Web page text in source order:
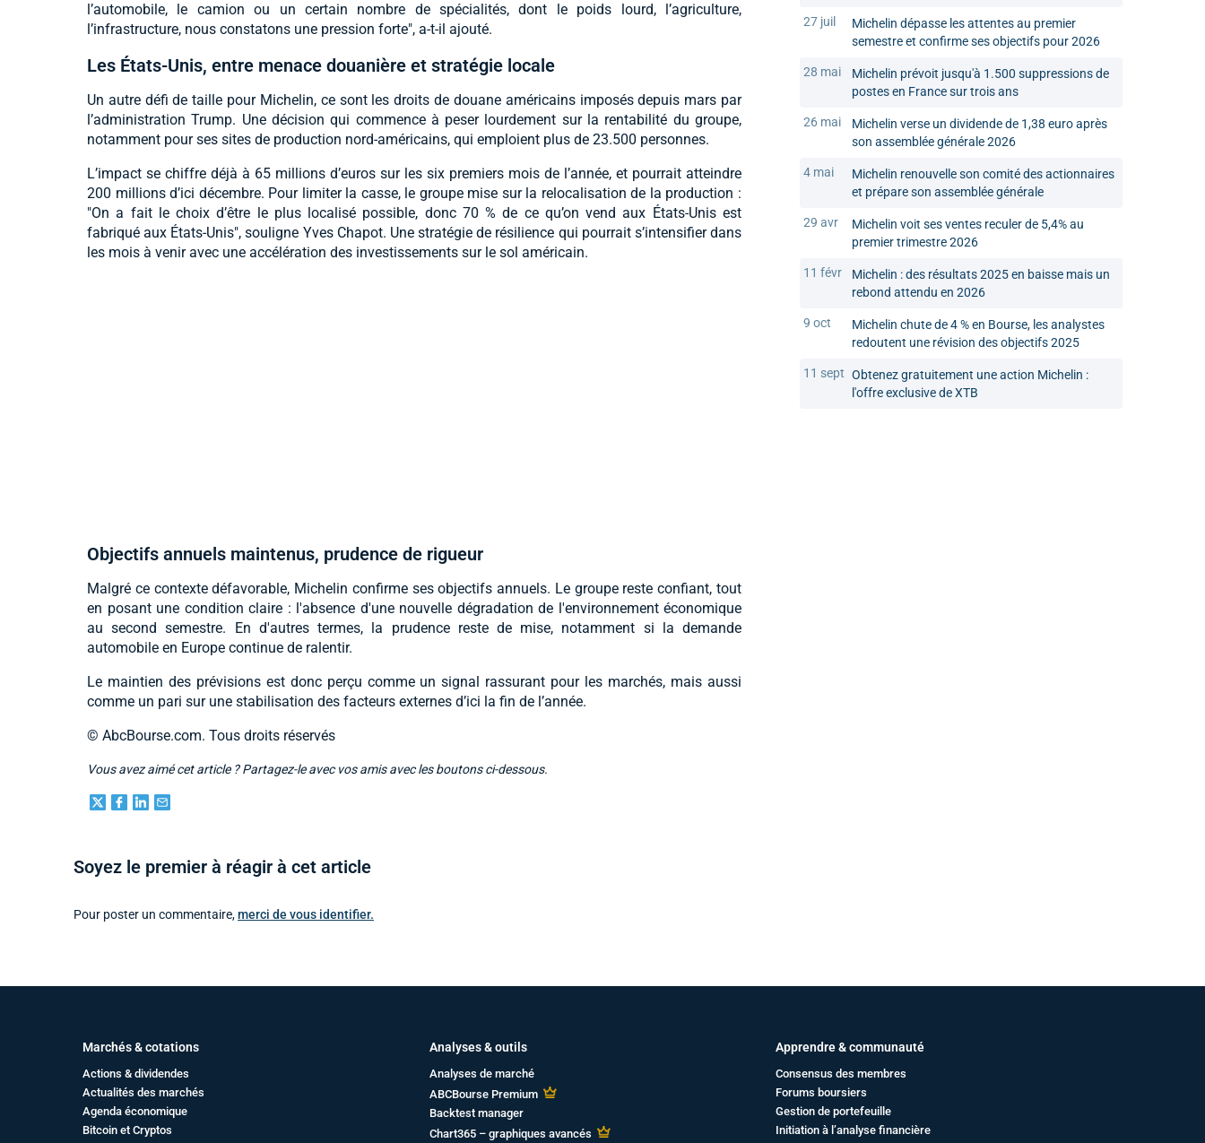
l’automobile, le camion ou un certain nombre de spécialités, dont le poids lourd, l’agriculture,
l’infrastructure, nous constatons une pression forte", a-t-il ajouté.
Les États-Unis, entre menace douanière et stratégie locale
Un autre défi de taille pour Michelin, ce sont les droits de douane américains imposés depuis mars par
l’administration Trump. Une décision qui commence à peser lourdement sur la rentabilité du groupe,
notamment pour ses sites de production nord-américains, qui emploient plus de 23.500 personnes.
L’impact se chiffre déjà à 65 millions d’euros sur les six premiers mois de l’année, et pourrait atteindre
200 millions d’ici décembre. Pour limiter la casse, le groupe mise sur la relocalisation de la production :
"On a fait le choix d’être le plus localisé possible, donc 70 % de ce qu’on vend aux États-Unis est
fabriqué aux États-Unis", souligne Yves Chapot. Une stratégie de résilience qui pourrait s’intensifier dans
les mois à venir avec une accélération des investissements sur le sol américain.
Objectifs annuels maintenus, prudence de rigueur
Malgré ce contexte défavorable, Michelin confirme ses objectifs annuels. Le groupe reste confiant, tout
en posant une condition claire : l'absence d'une nouvelle dégradation de l'environnement économique
au second semestre. En d'autres termes, la prudence reste de mise, notamment si la demande
automobile en Europe continue de ralentir.
Le maintien des prévisions est donc perçu comme un signal rassurant pour les marchés, mais aussi
comme un pari sur une stabilisation des facteurs externes d’ici la fin de l’année.
© AbcBourse.com. Tous droits réservés
Vous avez aimé cet article ? Partagez-le avec vos amis avec les boutons ci-dessous.
27 juil
Michelin dépasse les attentes au premier
semestre et confirme ses objectifs pour 2026
28 mai
Michelin prévoit jusqu'à 1.500 suppressions de
postes en France sur trois ans
26 mai
Michelin verse un dividende de 1,38 euro après
son assemblée générale 2026
4 mai
Michelin renouvelle son comité des actionnaires
et prépare son assemblée générale
29 avr
Michelin voit ses ventes reculer de 5,4% au
premier trimestre 2026
11 févr
Michelin : des résultats 2025 en baisse mais un
rebond attendu en 2026
9 oct
Michelin chute de 4 % en Bourse, les analystes
redoutent une révision des objectifs 2025
11 sept Obtenez gratuitement une action Michelin :
l'offre exclusive de XTB
Soyez le premier à réagir à cet article
Pour poster un commentaire,merci de vous identifier.
Marchés & cotations
Actions & dividendes
Actualités des marchés
Agenda économique
Bitcoin et Cryptos
Analyses & outils
Analyses de marché
ABCBourse Premium
Backtest manager
Chart365 – graphiques avancés
Apprendre & communauté
Consensus des membres
Forums boursiers
Gestion de portefeuille
Initiation à l’analyse financière